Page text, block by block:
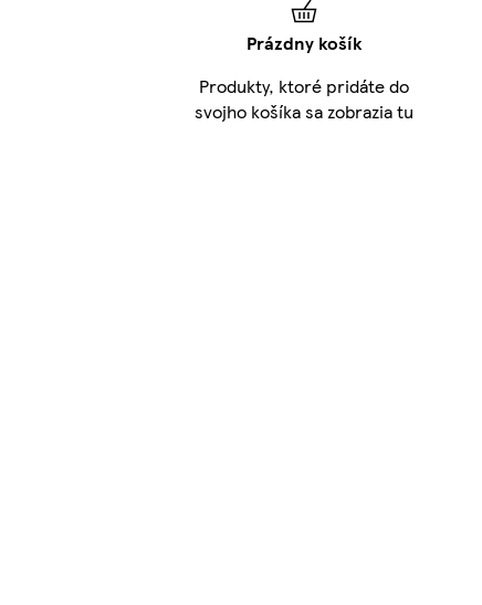
Prázdny košík
Produkty, ktoré pridáte do
svojho košíka sa zobrazia tu